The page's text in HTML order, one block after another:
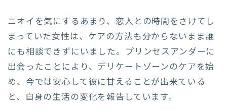
ニオイを気にするあまり、恋人との時間をさけてし
まっていた女性は、ケアの方法も分からないまま誰
にも相談できずにいました。プリンセスアンダーに
出会ったことにより、デリケートゾーンのケアを始
め、今では安心して彼に甘えることが出来ている
と、自身の生活の変化を報告しています。